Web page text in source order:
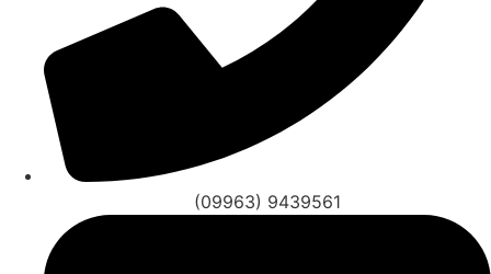
(09963) 9439561